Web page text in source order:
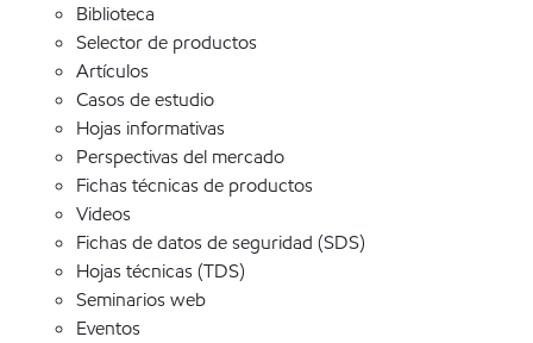
Biblioteca
Selector de productos
Artículos
Casos de estudio
Hojas informativas
Perspectivas del mercado
Fichas técnicas de productos
Videos
Fichas de datos de seguridad (SDS)
Hojas técnicas (TDS)
Seminarios web
Eventos